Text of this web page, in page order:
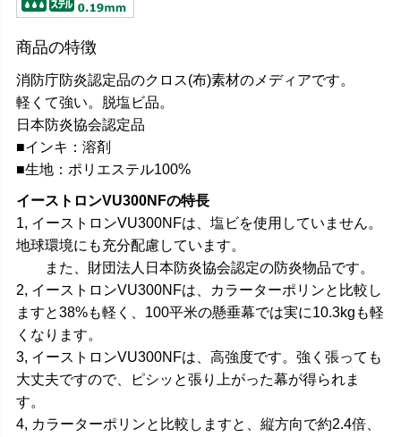
商品の特徴
消防庁防炎認定品のクロス(布)素材のメディアです。
軽くて強い。脱塩ビ品。
日本防炎協会認定品
■インキ：溶剤
■生地：ポリエステル100%
イーストロンVU300NFの特長
1, イーストロンVU300NFは、塩ビを使用していません。
地球環境にも充分配慮しています。
また、財団法人日本防炎協会認定の防炎物品です。
2, イーストロンVU300NFは、カラーターポリンと比較し
ますと38%も軽く、100平米の懸垂幕では実に10.3kgも軽
くなります。
3, イーストロンVU300NFは、高強度です。強く張っても
大丈夫ですので、ピシッと張り上がった幕が得られま
す。
4, カラーターポリンと比較しますと、縦方向で約2.4倍、